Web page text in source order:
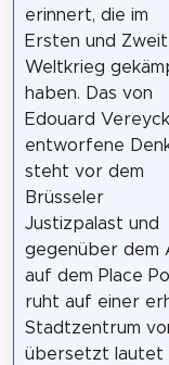
erinnert, die im
Ersten und
Weltkrieg
haben. Das von
Edouard
entworfene
steht vor dem
Brüsseler
Justizpalast und
gegenüber dem
auf dem Place
ruht auf einer
Stadtzentrum
übersetzt lautet